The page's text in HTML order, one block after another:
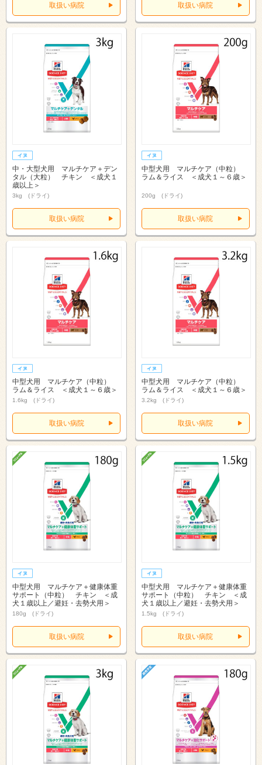
取扱い病院 取扱い病院
中・大型犬用 マルチケア＋デン
タル（大粒） チキン ＜成犬１
歳以上＞
3kg (ドライ)
取扱い病院
中型犬用 マルチケア（中粒）
ラム＆ライス ＜成犬１～６歳＞
200g (ドライ)
取扱い病院
中型犬用 マルチケア（中粒）
ラム＆ライス ＜成犬１～６歳＞
1.6kg (ドライ)
取扱い病院
中型犬用 マルチケア（中粒）
ラム＆ライス ＜成犬１～６歳＞
3.2kg (ドライ)
取扱い病院
中型犬用 マルチケア＋健康体重
サポート（中粒） チキン ＜成
犬１歳以上／避妊・去勢犬用＞
180g (ドライ)
取扱い病院
中型犬用 マルチケア＋健康体重
サポート（中粒） チキン ＜成
犬１歳以上／避妊・去勢犬用＞
1.5kg (ドライ)
取扱い病院